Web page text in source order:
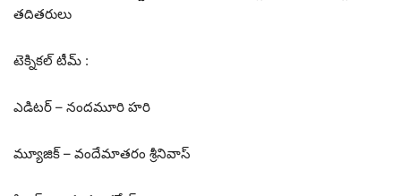
తదితరులు
టెక్నికల్ టీమ్ :
ఎడిటర్ – నందమూరి హరి
మ్యూజిక్ – వందేమాతరం శ్రీనివాస్